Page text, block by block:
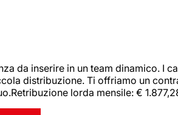
da inserire in un team dinamico.
distribuzione. Ti offriamo un
lorda mensile: €